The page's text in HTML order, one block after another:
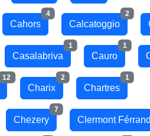
Cahors
4
Calcatoggio
2
Casalabriva
1
Cauro
1
12
Charix
2
Chartres
1
Chezery
7
Clermont Férrand